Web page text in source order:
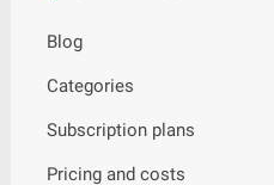
Blog
Categories
Subscription plans
Pricing and costs